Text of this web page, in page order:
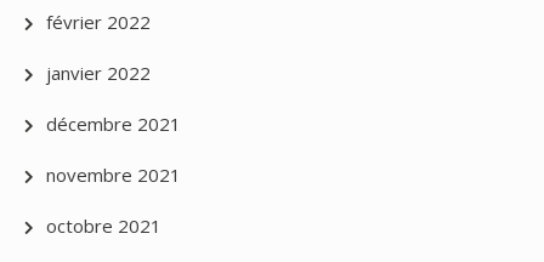
février 2022
janvier 2022
décembre 2021
novembre 2021
octobre 2021